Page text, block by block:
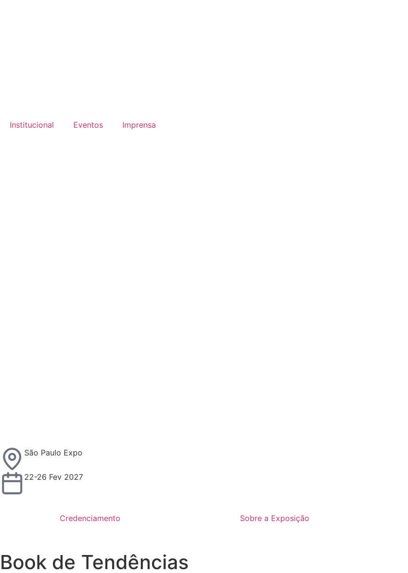
Institucional Eventos Imprensa
São Paulo Expo
22-26 Fev 2027
Credenciamento Sobre a Exposição
Book de Tendências